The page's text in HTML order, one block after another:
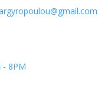
- 8PM